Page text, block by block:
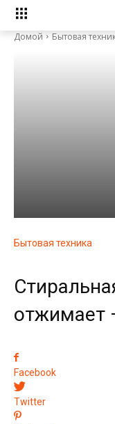
Домой Бытовая
Бытовая техника
отжимает
Facebook
Twitter